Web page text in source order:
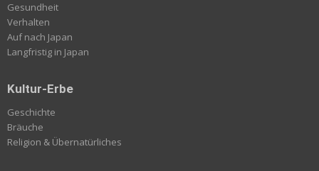
Gesundheit
Verhalten
Auf nach Japan
Langfristig in Japan
Kultur-Erbe
Geschichte
Bräuche
Religion & Übernatürliches